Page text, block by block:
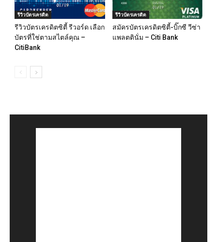
รีวิวบัตรเครดิต
รีวิวบัตรเครดิตซิตี้ รีวอร์ด เลือก
บัตรที่ใช่ตามสไตล์คุณ –
CitiBank
รีวิวบัตรเครดิต
สมัครบัตรเครดิตซิตี้-บิ๊กซี วีซ่า
แพลตตินั่ม – Citi Bank